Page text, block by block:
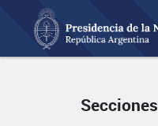
Secciones